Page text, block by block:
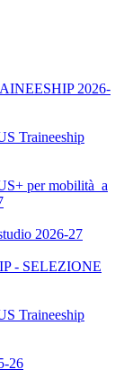
2026-
Traineeship
per mobilità a
2026-27
- SELEZIONE
Traineeship
26